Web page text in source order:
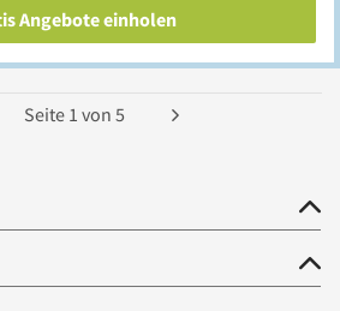
Angebote einholen
Seite 1 von 5